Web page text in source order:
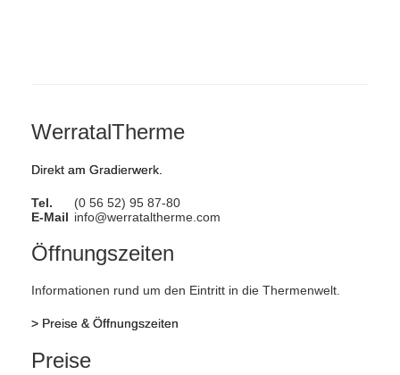
WerratalTherme
Direkt am Gradierwerk.
Tel.
(0 56 52) 95 87-80
E-Mail info@werrataltherme.com
Öffnungszeiten
Informationen rund um den Eintritt in die Thermenwelt.
> Preise & Öffnungszeiten
Preise